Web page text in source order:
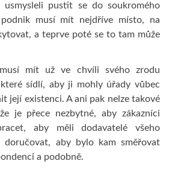
pustit se do soukromého
musí mít nejdříve místo, na
a teprve poté se to tam může
mít už ve chvíli svého zrodu
sídlí, aby ji mohly úřady vůbec
její existenci. A ani pak nelze takové
je přece nezbytné, aby zákazníci
aby měli dodavatelé všeho
doručovat, aby bylo kam směřovat
a podobně.